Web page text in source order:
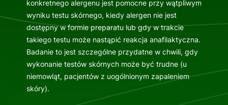
konkretnego alergenu jest pomocne przy wątpliwym
wyniku testu skórnego, kiedy alergen nie jest
dostępny w formie preparatu lub gdy w trakcie
takiego testu może nastąpić reakcja anafilaktyczna.
Badanie to jest szczególne przydatne w chwili, gdy
wykonanie testów skórnych może być trudne (u
niemowląt, pacjentów z uogólnionym zapaleniem
skóry).